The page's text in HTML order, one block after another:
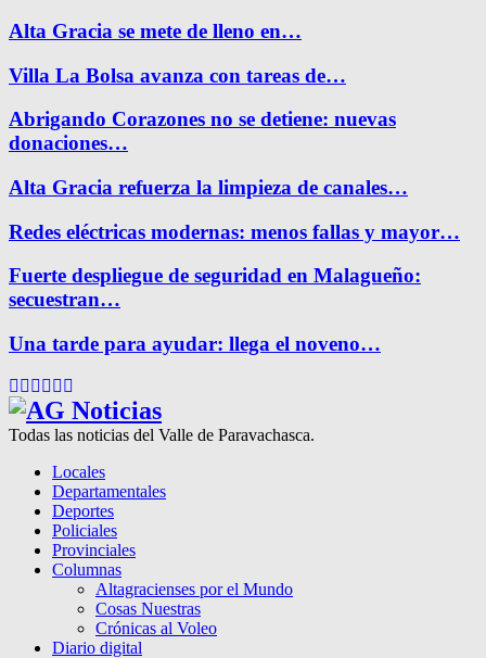
Alta Gracia se mete de lleno en…
Villa La Bolsa avanza con tareas de…
Abrigando Corazones no se detiene: nuevas
donaciones…
Alta Gracia refuerza la limpieza de canales…
Redes eléctricas modernas: menos fallas y mayor…
Fuerte despliegue de seguridad en Malagueño:
secuestran…
Una tarde para ayudar: llega el noveno…
Facebook
Twitter
Instagram
Pinterest
Google
Todas las noticias del Valle de Paravachasca.
Locales
Departamentales
Deportes
Policiales
Provinciales
Columnas
Altagracienses por el Mundo
Cosas Nuestras
Crónicas al Voleo
Diario digital